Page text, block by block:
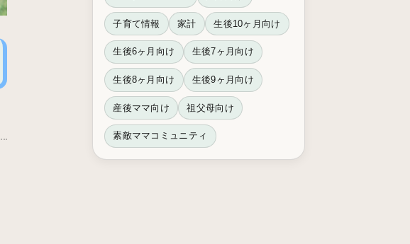
子育て情報 家計 生後10ヶ月向け
生後6ヶ月向け 生後7ヶ月向け
生後8ヶ月向け 生後9ヶ月向け
産後ママ向け 祖父母向け
素敵ママコミュニティ